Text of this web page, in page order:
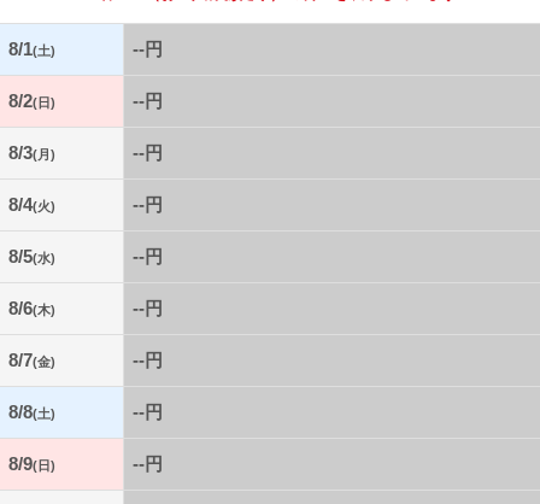
8/1(土) --円
8/2(日) --円
8/3(月) --円
8/4(火) --円
8/5(水) --円
8/6(木) --円
8/7(金) --円
8/8(土) --円
8/9(日) --円